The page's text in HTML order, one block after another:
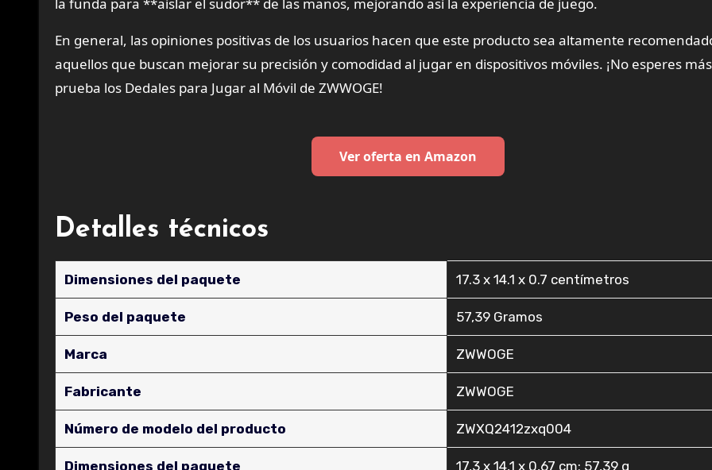
En general, las opiniones positivas de los usuarios hacen que este producto sea altamente
aquellos que buscan mejorar su precisión y comodidad al jugar en dispositivos móviles. ¡No esperes
prueba los Dedales para Jugar al Móvil de ZWWOGE!
Ver oferta en Amazon
Detalles técnicos
Dimensiones del paquete ‎17.3 x 14.1 x 0.7 centímetros
Peso del paquete ‎57,39 Gramos
Marca ‎ZWWOGE
Fabricante ‎ZWWOGE
Número de modelo del producto ‎ZWXQ2412zxq004
Dimensiones del paquete ‎17,3 x 14,1 x 0,67 cm; 57,39 g